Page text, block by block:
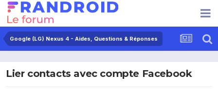
Google (LG) Nexus 4 - Aides, Questions & Réponses
Lier contacts avec compte Facebook